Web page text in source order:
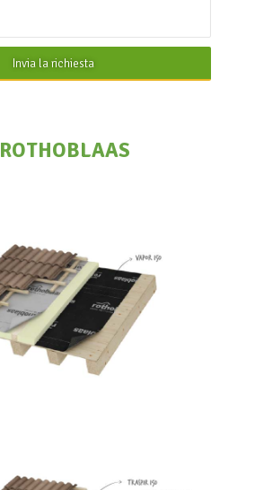
Invia la richiesta
ROTHOBLAAS
Vapor 140
ROTHOBLAAS